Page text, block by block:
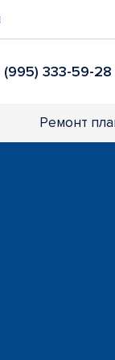
(995) 333-59-28
Ремонт